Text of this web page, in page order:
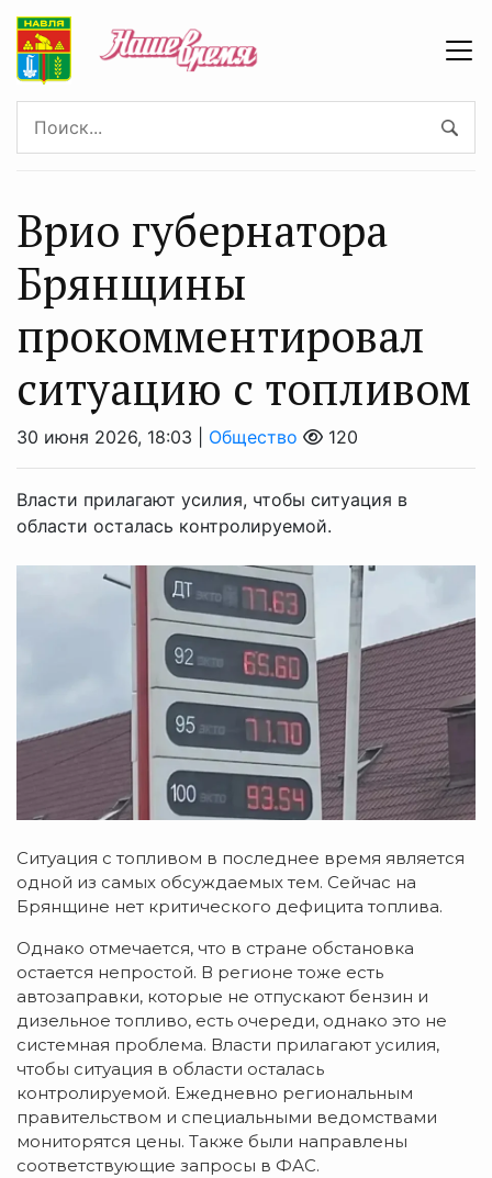
Врио губернатора
Брянщины
прокомментировал
ситуацию с топливом
30 июня 2026, 18:03 | Общество 120
Власти прилагают усилия, чтобы ситуация в
области осталась контролируемой.
Ситуация с топливом в последнее время является
одной из самых обсуждаемых тем. Сейчас на
Брянщине нет критического дефицита топлива.
Однако отмечается, что в стране обстановка
остается непростой. В регионе тоже есть
автозаправки, которые не отпускают бензин и
дизельное топливо, есть очереди, однако это не
системная проблема. Власти прилагают усилия,
чтобы ситуация в области осталась
контролируемой. Ежедневно региональным
правительством и специальными ведомствами
мониторятся цены. Также были направлены
соответствующие запросы в ФАС.